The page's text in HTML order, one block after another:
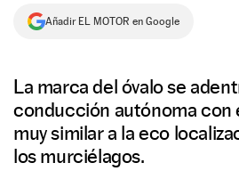
NEWSLETTER
SÍGUENOS
Añadir EL MOTOR en Google
La marca del óvalo se
conducción autónoma con
muy similar a la eco
los murciélagos.